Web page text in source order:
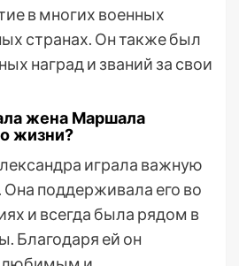
в многих военных
странах. Он также был
наград и званий за свои
жена Маршала
жизни?
играла важную
Она поддерживала его во
и всегда была рядом в
Благодаря ей он